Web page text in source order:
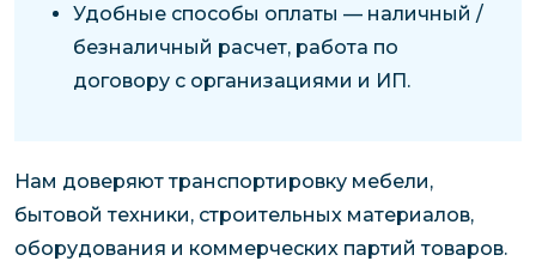
Удобные способы оплаты — наличный /
безналичный расчет, работа по
договору с организациями и ИП.
Нам доверяют транспортировку мебели,
бытовой техники, строительных материалов,
оборудования и коммерческих партий товаров.